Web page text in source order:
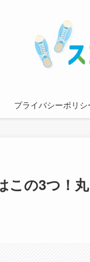
プライバシーポリシ
この3つ！